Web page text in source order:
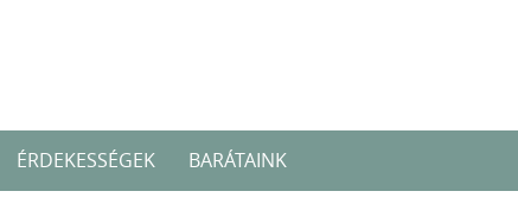
ÉRDEKESSÉGEK BARÁTAINK